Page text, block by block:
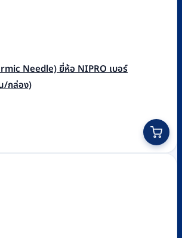
Needle) ยี่ห้อ NIPRO เบอร์
/กล่อง)